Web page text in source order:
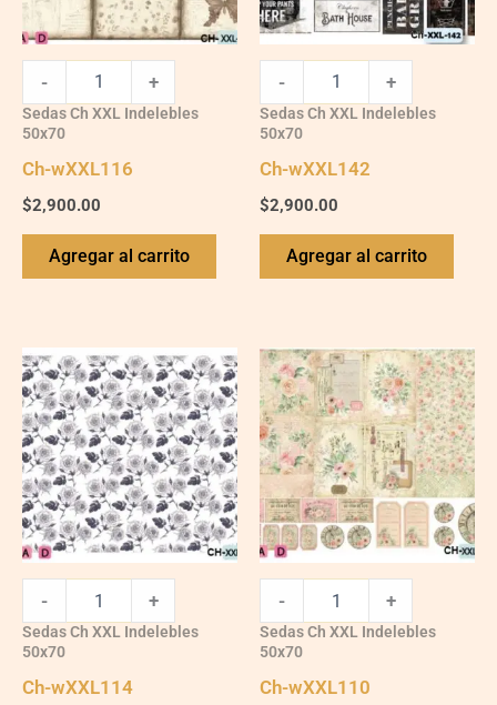
- +
Sedas Ch XXL Indelebles
50x70
Ch-wXXL116
$2,900.00
Agregar al carrito
- +
Sedas Ch XXL Indelebles
50x70
Ch-wXXL142
$2,900.00
Agregar al carrito
Ch-
wXXL114
quantity
- +
Sedas Ch XXL Indelebles
50x70
Ch-wXXL114
Ch-
wXXL110
quantity
- +
Sedas Ch XXL Indelebles
50x70
Ch-wXXL110